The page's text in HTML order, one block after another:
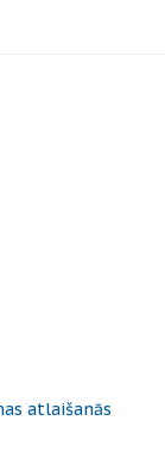
atlaišanās